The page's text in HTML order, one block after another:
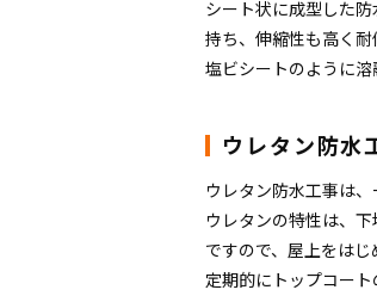
シート状に成型した
持ち、伸縮性も高く
塩ビシートのように溶
ウレタン防水
ウレタン防水工事は
ウレタンの特性は、
ですので、屋上をはじ
定期的にトップコー